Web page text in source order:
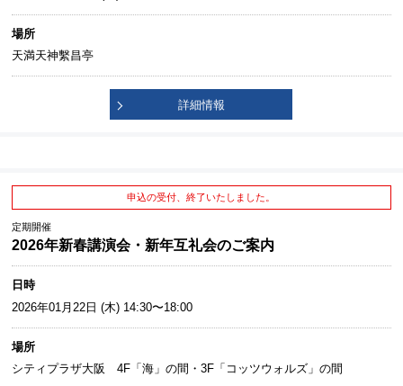
場所
天満天神繫昌亭
詳細情報
申込の受付、終了いたしました。
定期開催
2026年新春講演会・新年互礼会のご案内
日時
2026年01月22日 (木) 14:30〜18:00
場所
シティプラザ大阪 4F「海」の間・3F「コッツウォルズ」の間